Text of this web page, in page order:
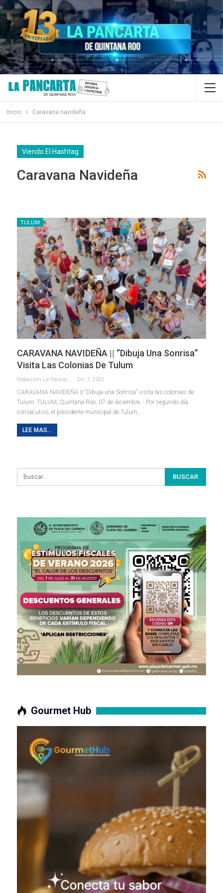
Inicio Caravana navideña
Viendo El Hashtag
Caravana Navideña
TULUM
CARAVANA NAVIDEÑA || “Dibuja Una Sonrisa”
Visita Las Colonias De Tulum
Redaccion La Pancarta De Quintana Roo Dic 7, 2022
CARAVANA NAVIDEÑA || “Dibuja una Sonrisa” visita las colonias de
Tulum. TULUM, Quintana Roo, 07 de diciembre. - Por segundo día
consecutivo, el presidente municipal de Tulum,…
LEE MAS...
Gourmet Hub